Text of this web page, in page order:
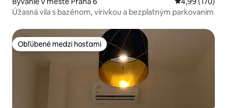
Úžasná vila s bazénom, vírivkou a bezplatným parkovaním
Obľúbené medzi hosťami
Obľúbené medzi hosťami